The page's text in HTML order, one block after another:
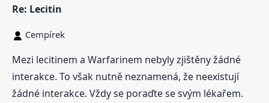
Re: Lecitin
Cempírek
Mezi lecitinem a Warfarinem nebyly zjištěny žádné
interakce. To však nutně neznamená, že neexistují
žádné interakce. Vždy se poraďte se svým lékařem.